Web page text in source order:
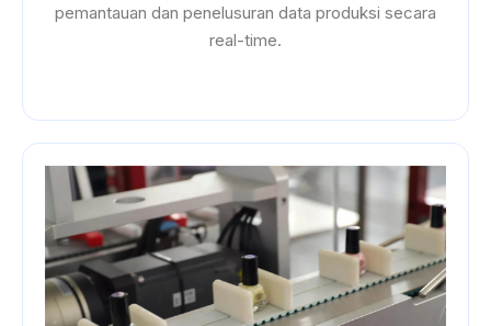
pemantauan dan penelusuran data produksi secara
real-time.